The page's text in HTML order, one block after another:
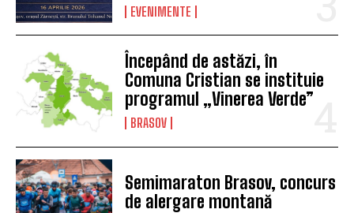
EVENIMENTE
Începând de astăzi, în
Comuna Cristian se instituie
programul „Vinerea Verde”
BRASOV
Semimaraton Brasov, concurs
de alergare montană